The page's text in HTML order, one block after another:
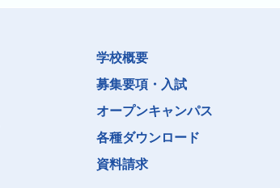
学校概要
募集要項・入試
オープンキャンパス
各種ダウンロード
資料請求